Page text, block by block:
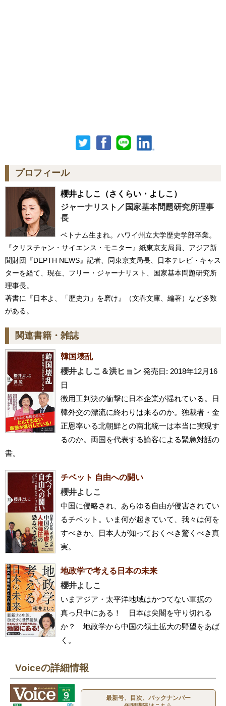
プロフィール
櫻井よしこ
（さくらい・よしこ）
ジャーナリスト／国家基本問題研究所理事
長
ベトナム生まれ。ハワイ州立大学歴史学部卒業。
『クリスチャン・サイエンス・モニター』紙東京支局員、アジア新
聞財団『DEPTH NEWS』記者、同東京支局長、日本テレビ・キャス
ターを経て、現在、フリー・ジャーナリスト、国家基本問題研究所
理事長。
著書に『日本よ、「歴史力」を磨け』（文春文庫、編著）など多数
がある。
関連書籍・雑誌
韓国壊乱
櫻井よしこ＆洪ヒョン 発売日: 2018年12月16
日
徴用工判決の衝撃に日本企業が揺れている。日
韓外交の漂流に終わりは来るのか。独裁者・金
正恩率いる北朝鮮との南北統一は本当に実現す
るのか。両国を代表する論客による緊急対話の
書。
チベット 自由への闘い
櫻井よしこ
中国に侵略され、あらゆる自由が侵害されてい
るチベット。いま何が起きていて、我々は何を
すべきか。日本人が知っておくべき驚くべき真
実。
地政学で考える日本の未来
櫻井よしこ
いまアジア・太平洋地域はかつてない軍拡の
真っ只中にある！ 日本は尖閣を守り切れる
か？ 地政学から中国の領土拡大の野望をあば
く。
Voiceの詳細情報
最新号、目次、バックナンバー